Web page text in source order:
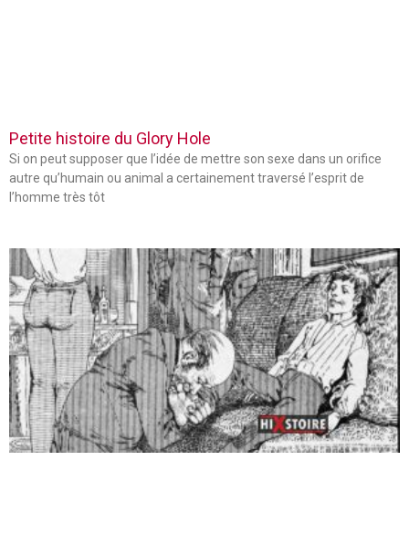
Petite histoire du Glory Hole
Si on peut supposer que l’idée de mettre son sexe dans un orifice
autre qu’humain ou animal a certainement traversé l’esprit de
l’homme très tôt